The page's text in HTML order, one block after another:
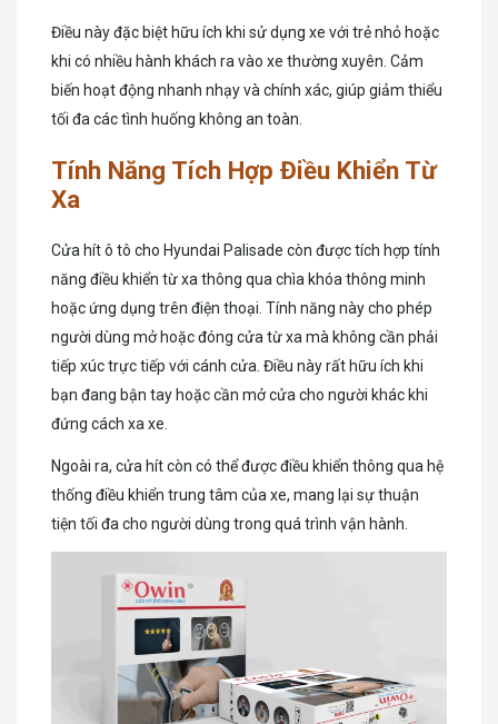
Điều này đặc biệt hữu ích khi sử dụng xe với trẻ nhỏ hoặc
khi có nhiều hành khách ra vào xe thường xuyên. Cảm
biến hoạt động nhanh nhạy và chính xác, giúp giảm thiểu
tối đa các tình huống không an toàn.
Tính Năng Tích Hợp Điều Khiển Từ
Xa
Cửa hít ô tô cho Hyundai Palisade còn được tích hợp tính
năng điều khiển từ xa thông qua chìa khóa thông minh
hoặc ứng dụng trên điện thoại. Tính năng này cho phép
người dùng mở hoặc đóng cửa từ xa mà không cần phải
tiếp xúc trực tiếp với cánh cửa. Điều này rất hữu ích khi
bạn đang bận tay hoặc cần mở cửa cho người khác khi
đứng cách xa xe.
Ngoài ra, cửa hít còn có thể được điều khiển thông qua hệ
thống điều khiển trung tâm của xe, mang lại sự thuận
tiện tối đa cho người dùng trong quá trình vận hành.